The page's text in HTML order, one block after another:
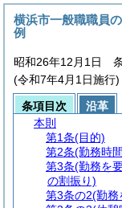
横浜市一般職職員
例
昭和26年12月1日
(令和7年4月1日施行)
条項目次
沿革
本則
第1条(目的)
第2条(勤務時
第3条(勤務を
の割振り)
第3条の2(勤務